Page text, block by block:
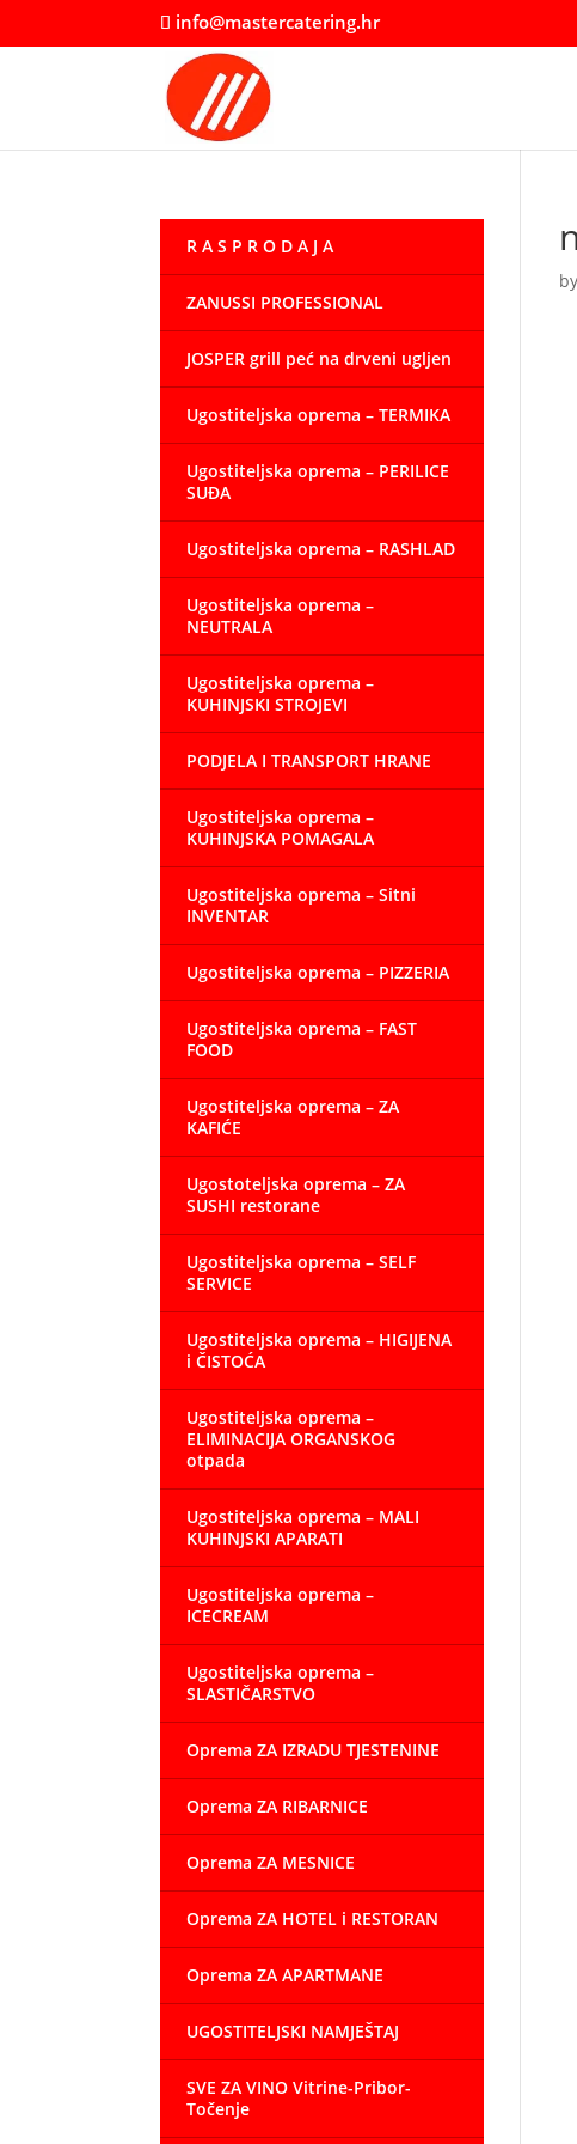
info@mastercatering.hr
by
R A S P R O D A J A
ZANUSSI PROFESSIONAL
JOSPER grill peć na drveni ugljen
Ugostiteljska oprema – TERMIKA
Ugostiteljska oprema – PERILICE
SUĐA
Ugostiteljska oprema – RASHLAD
Ugostiteljska oprema –
NEUTRALA
Ugostiteljska oprema –
KUHINJSKI STROJEVI
PODJELA I TRANSPORT HRANE
Ugostiteljska oprema –
KUHINJSKA POMAGALA
Ugostiteljska oprema – Sitni
INVENTAR
Ugostiteljska oprema – PIZZERIA
Ugostiteljska oprema – FAST
FOOD
Ugostiteljska oprema – ZA
KAFIĆE
Ugostoteljska oprema – ZA
SUSHI restorane
Ugostiteljska oprema – SELF
SERVICE
Ugostiteljska oprema – HIGIJENA
i ČISTOĆA
Ugostiteljska oprema –
ELIMINACIJA ORGANSKOG
otpada
Ugostiteljska oprema – MALI
KUHINJSKI APARATI
Ugostiteljska oprema –
ICECREAM
Ugostiteljska oprema –
SLASTIČARSTVO
Oprema ZA IZRADU TJESTENINE
Oprema ZA RIBARNICE
Oprema ZA MESNICE
Oprema ZA HOTEL i RESTORAN
Oprema ZA APARTMANE
UGOSTITELJSKI NAMJEŠTAJ
SVE ZA VINO Vitrine-Pribor-
Točenje